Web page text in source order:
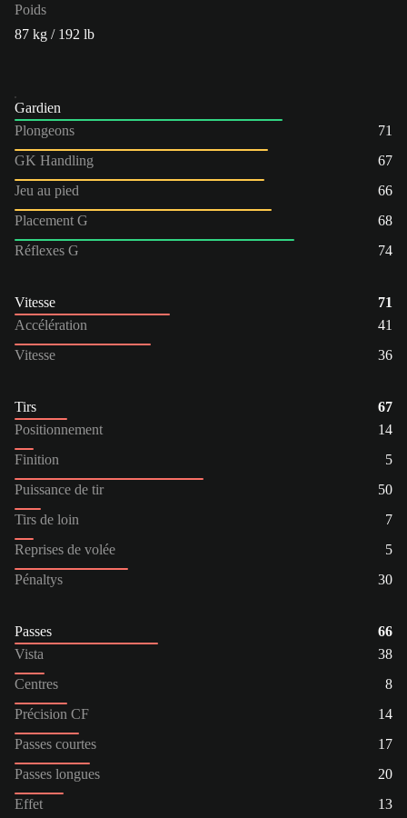
Poids
87 kg / 192 lb
Gardien
Plongeons
71
GK Handling
67
Jeu au pied
66
Placement G
68
Réflexes G
74
Vitesse
71
Accélération
41
Vitesse
36
Tirs
67
Positionnement
14
Finition
5
Puissance de tir
50
Tirs de loin
7
Reprises de volée
5
Pénaltys
30
Passes
66
Vista
38
Centres
8
Précision CF
14
Passes courtes
17
Passes longues
20
Effet
13